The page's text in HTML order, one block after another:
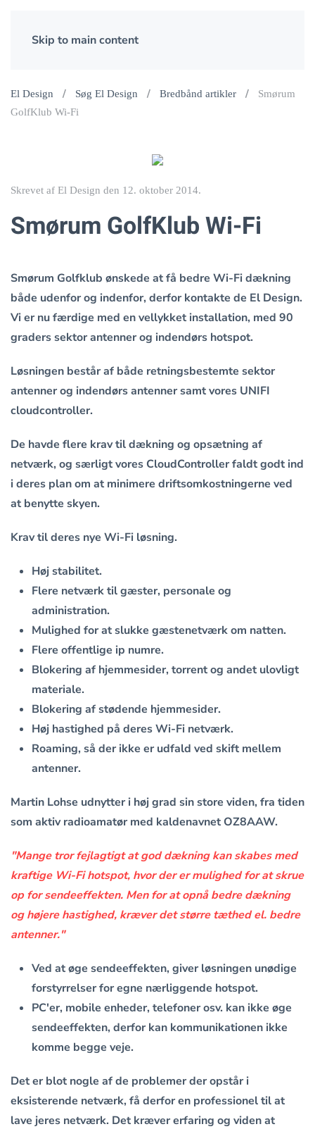
Skip to main content
El Design Søg El Design Bredbånd artikler
Smørum
GolfKlub Wi-Fi
Skrevet af El Design den 12. oktober 2014.
Smørum GolfKlub Wi-Fi
Smørum Golfklub ønskede at få bedre Wi-Fi dækning
både udenfor og indenfor, derfor kontakte de El Design.
Vi er nu færdige med en vellykket installation, med 90
graders sektor antenner og indendørs hotspot.
Løsningen består af både retningsbestemte sektor
antenner og indendørs antenner samt vores UNIFI
cloudcontroller.
De havde flere krav til dækning og opsætning af
netværk, og særligt vores CloudController faldt godt ind
i deres plan om at minimere driftsomkostningerne ved
at benytte skyen.
Krav til deres nye Wi-Fi løsning.
Høj stabilitet.
Flere netværk til gæster, personale og
administration.
Mulighed for at slukke gæstenetværk om natten.
Flere offentlige ip numre.
Blokering af hjemmesider, torrent og andet ulovligt
materiale.
Blokering af stødende hjemmesider.
Høj hastighed på deres Wi-Fi netværk.
Roaming, så der ikke er udfald ved skift mellem
antenner.
Martin Lohse udnytter i høj grad sin store viden, fra tiden
som aktiv radioamatør med kaldenavnet OZ8AAW.
"Mange tror fejlagtigt at god dækning kan skabes med
kraftige Wi-Fi hotspot, hvor der er mulighed for at skrue
op for sendeeffekten. Men for at opnå bedre dækning
og højere hastighed, kræver det større tæthed el. bedre
antenner."
Ved at øge sendeeffekten, giver løsningen unødige
forstyrrelser for egne nærliggende hotspot.
PC'er, mobile enheder, telefoner osv. kan ikke øge
sendeeffekten, derfor kan kommunikationen ikke
komme begge veje.
Det er blot nogle af de problemer der opstår i
eksisterende netværk, få derfor en professionel til at
lave jeres netværk. Det kræver erfaring og viden at